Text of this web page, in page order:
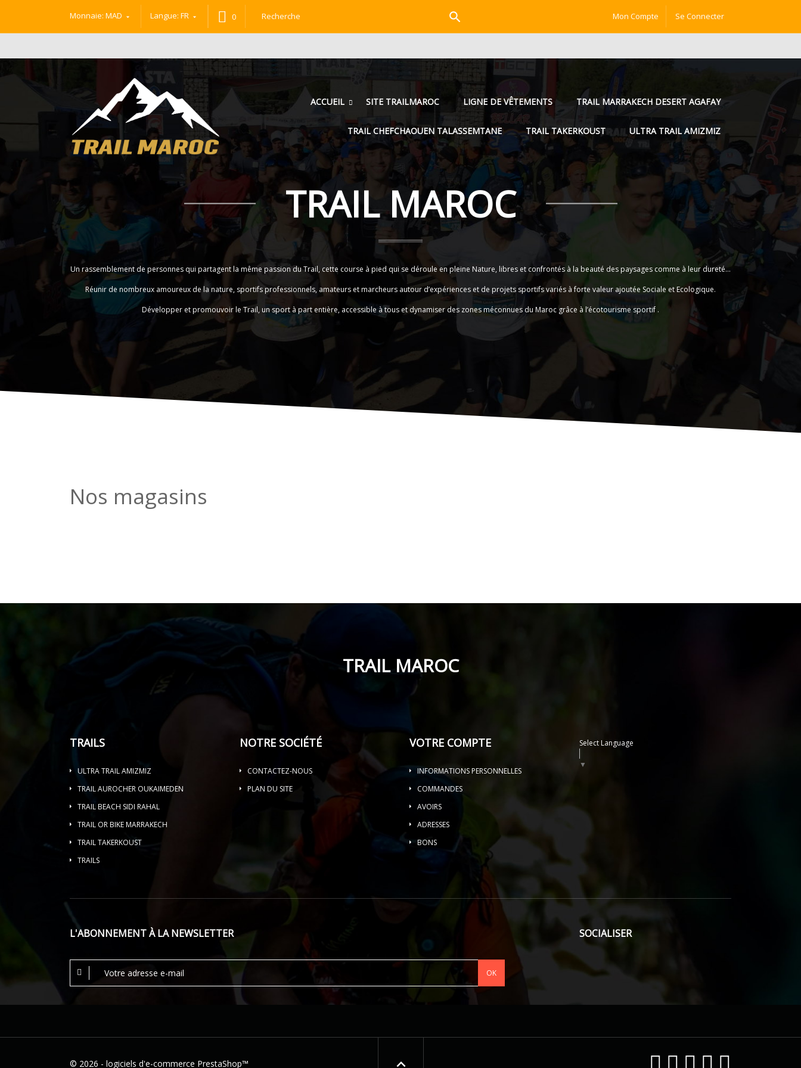
Monnaie: MAD Langue: FR 0  Mon Compte Se Connecter
ACCUEIL SITE TRAILMAROC LIGNE DE VÊTEMENTS TRAIL MARRAKECH DESERT AGAFAY
TRAIL CHEFCHAOUEN TALASSEMTANE TRAIL TAKERKOUST ULTRA TRAIL AMIZMIZ
TRAIL MAROC
Un rassemblement de personnes qui partagent la même passion du Trail, cette course à pied qui se déroule en pleine Nature, libres et confrontés à la beauté des paysages comme à leur dureté…
Réunir de nombreux amoureux de la nature, sportifs professionnels, amateurs et marcheurs autour d’expériences et de projets sportifs variés à forte valeur ajoutée Sociale et Ecologique.
Développer et promouvoir le Trail, un sport à part entière, accessible à tous et dynamiser des zones méconnues du Maroc grâce à l’écotourisme sportif .
Nos magasins
TRAIL MAROC
TRAILS
ULTRA TRAIL AMIZMIZ
TRAIL AUROCHER OUKAIMEDEN
TRAIL BEACH SIDI RAHAL
TRAIL OR BIKE MARRAKECH
TRAIL TAKERKOUST
TRAILS
NOTRE SOCIÉTÉ
CONTACTEZ-NOUS
PLAN DU SITE
VOTRE COMPTE
INFORMATIONS PERSONNELLES
COMMANDES
AVOIRS
ADRESSES
BONS
Select Language
▼
L'ABONNEMENT À LA NEWSLETTER SOCIALISER
© 2026 - logiciels d'e-commerce PrestaShop™